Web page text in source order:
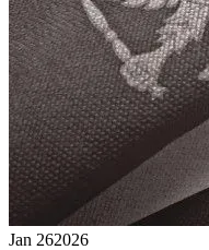
Jan 262026